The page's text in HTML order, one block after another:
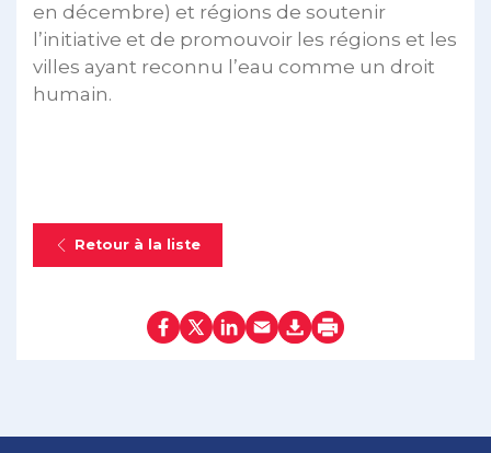
en décembre) et régions de soutenir
l’initiative et de promouvoir les régions et les
villes ayant reconnu l’eau comme un droit
humain.
Retour à la liste